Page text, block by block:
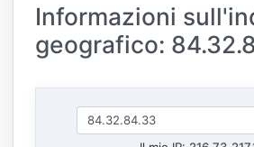
Informazioni
geografico: